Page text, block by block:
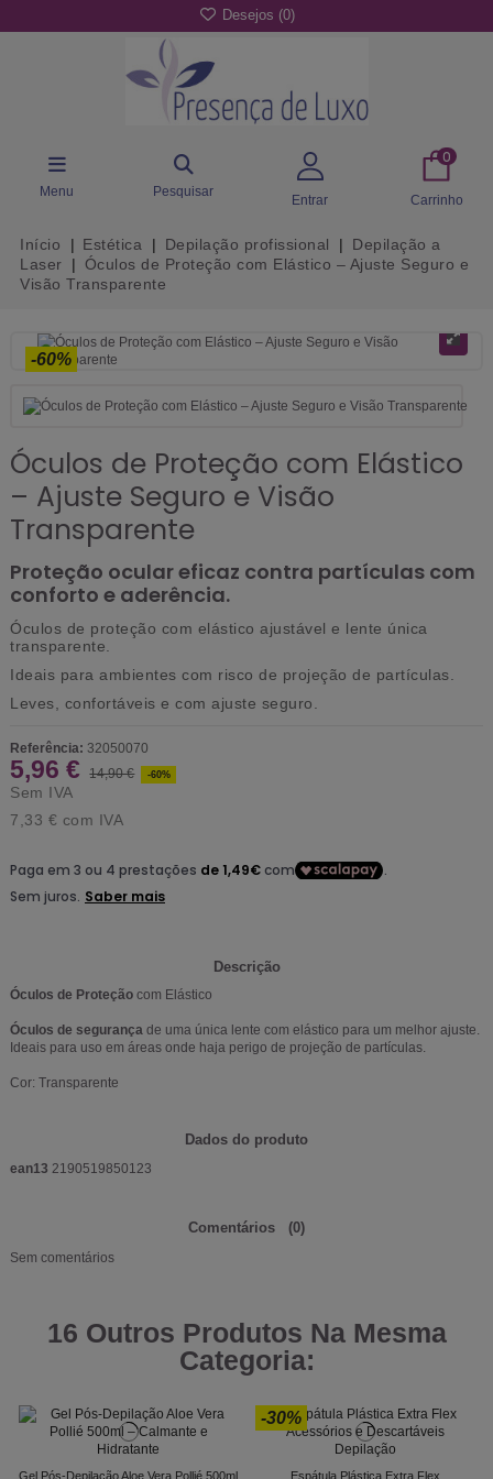
Desejos (0)
Menu Pesquisar
Entrar
0
Carrinho
Início Estética Depilação profissional
Depilação a
Laser
Óculos de Proteção com Elástico – Ajuste Seguro e
Visão Transparente
-60%
Óculos de Proteção com Elástico
– Ajuste Seguro e Visão
Transparente
Proteção ocular eficaz contra partículas com
conforto e aderência.
Óculos de proteção com elástico ajustável e lente única
transparente.
Ideais para ambientes com risco de projeção de partículas.
Leves, confortáveis e com ajuste seguro.
Referência: 32050070
5,96 € 14,90 € -60%
Sem IVA
7,33 € com IVA
Descrição
Óculos de Proteção com Elástico
Óculos de segurança de uma única lente com elástico para um melhor ajuste.
Ideais para uso em áreas onde haja perigo de projeção de partículas.
Cor: Transparente
Dados do produto
ean13 2190519850123
Comentários (0)
Sem comentários
16 Outros Produtos Na Mesma
Categoria:
Gel Pós-Depilação Aloe Vera Pollié 500ml
-30%
Espátula Plástica Extra Flex